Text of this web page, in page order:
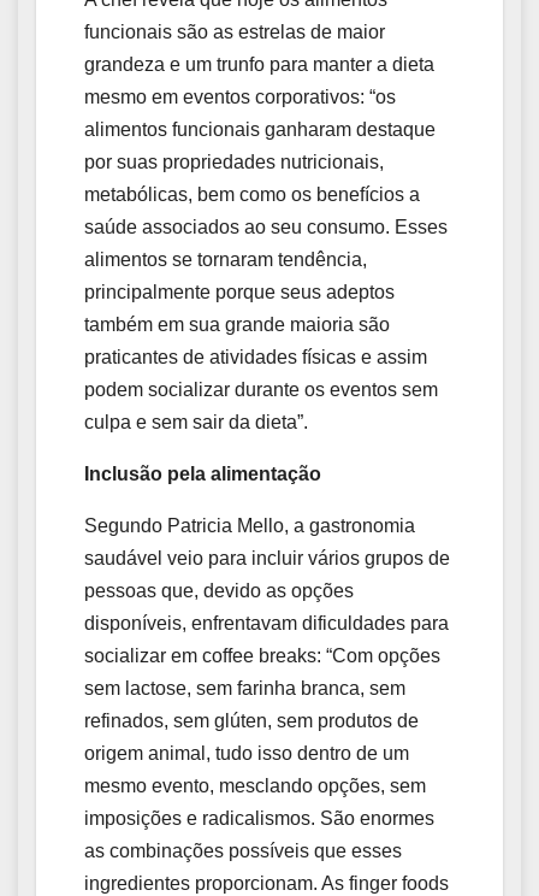
funcionais são as estrelas de maior
grandeza e um trunfo para manter a dieta
mesmo em eventos corporativos: “os
alimentos funcionais ganharam destaque
por suas propriedades nutricionais,
metabólicas, bem como os benefícios a
saúde associados ao seu consumo. Esses
alimentos se tornaram tendência,
principalmente porque seus adeptos
também em sua grande maioria são
praticantes de atividades físicas e assim
podem socializar durante os eventos sem
culpa e sem sair da dieta”.
Inclusão pela alimentação
Segundo Patricia Mello, a gastronomia
saudável veio para incluir vários grupos de
pessoas que, devido as opções
disponíveis, enfrentavam dificuldades para
socializar em coffee breaks: “Com opções
sem lactose, sem farinha branca, sem
refinados, sem glúten, sem produtos de
origem animal, tudo isso dentro de um
mesmo evento, mesclando opções, sem
imposições e radicalismos. São enormes
as combinações possíveis que esses
ingredientes proporcionam. As finger foods